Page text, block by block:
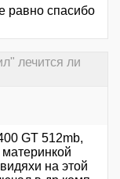
равно спасибо
лечится ли
GT 512mb,
материнкой
на этой